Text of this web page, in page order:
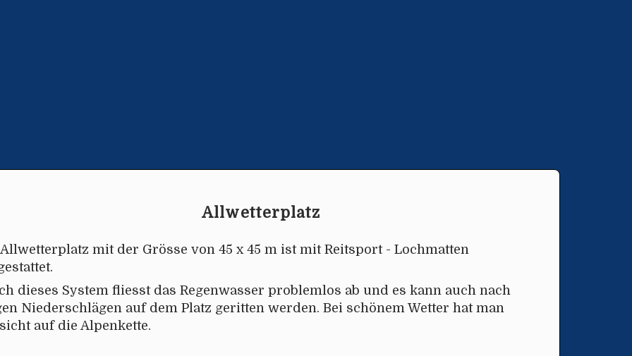
Allwetterplatz
mit der Grösse von 45 x 45 m ist mit Reitsport - Lochmatten
dieses System fliesst das Regenwasser problemlos ab und es kann auch nach
Niederschlägen auf dem Platz geritten werden. Bei schönem Wetter hat man
auf die Alpenkette.